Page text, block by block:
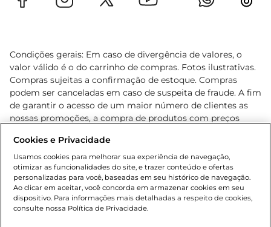
Condições gerais: Em caso de divergência de valores, o
valor válido é o do carrinho de compras. Fotos ilustrativas.
Compras sujeitas a confirmação de estoque. Compras
podem ser canceladas em caso de suspeita de fraude. A fim
de garantir o acesso de um maior número de clientes as
nossas promoções, a compra de produtos com preços
cliente. Os preços, ofertas e condições são exclusivos para
o e-commerce e válidos durante o dia de hoje, podendo
sofrer alterações sem prévia notificação. Proibida a venda
de bebidas alcoólicas para menores de 18 anos, conforme
Lei n.º 8069/90, art. 81, inciso II (Estatuto da Criança e do
Adolescente). Preços e condições exclusivos para o
Cookies e Privacidade
Usamos cookies para melhorar sua experiência de navegação,
otimizar as funcionalidades do site, e trazer conteúdo e ofertas
personalizadas para você, baseadas em seu histórico de navegação.
Ao clicar em aceitar, você concorda em armazenar cookies em seu
dispositivo. Para informações mais detalhadas a respeito de cookies,
consulte nossa Política de Privacidade.